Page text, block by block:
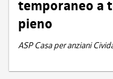
temporaneo a
pieno
ASP Casa per anziani